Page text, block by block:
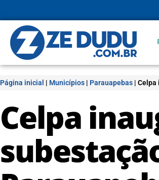
Página inicial | Municípios | Parauapebas | Celpa
Celpa